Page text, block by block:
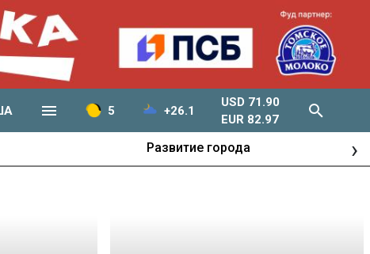
5 +26.1
USD 71.90
EUR 82.97
Развитие города ›